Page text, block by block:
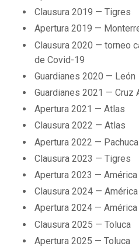
Clausura 2019 — Tigres
Apertura 2019 —
Clausura 2020 — torneo
de Covid-19
Guardianes 2020 — León
Guardianes 2021 — Cruz
Apertura 2021 — Atlas
Clausura 2022 — Atlas
Apertura 2022 — Pachuca
Clausura 2023 — Tigres
Apertura 2023 — América
Clausura 2024 — América
Apertura 2024 — América
Clausura 2025 — Toluca
Apertura 2025 — Toluca